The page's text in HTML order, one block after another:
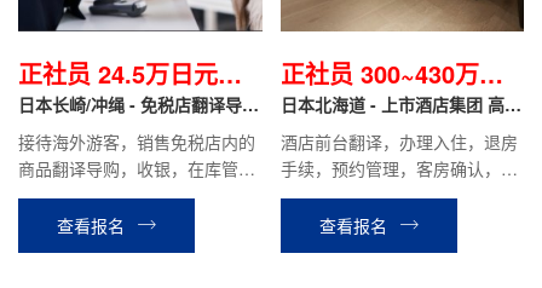
正社员 24.5万日元起/
月
日本长崎/冲绳 - 免税店翻译导购
正社员
接待海外游客，销售免税店内的
商品翻译导购，收银，在库管理
等工作。
查看报名
正社员 300~430万日
元/年
日本北海道 - 上市酒店集团 高端
度假酒店 正社员
酒店前台翻译，办理入住，退房
手续，预约管理，客房确认，餐
厅接待等相关工作。
查看报名